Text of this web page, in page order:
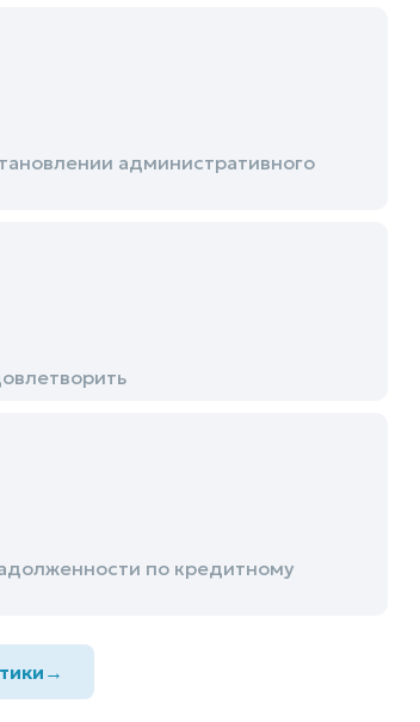
административного
по кредитному
→